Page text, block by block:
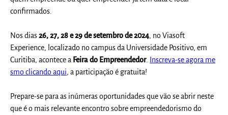
confirmados.
Nos dias26, 27, 28 e 29 de setembro de 2024, no Viasoft
Experience, localizado no campus da Universidade Positivo, em
Curitiba, acontece a Feira do Empreendedor.
Inscreva-se agora me
smo clicando aqui, a participação é gratuita!
Prepare-se para as inúmeras oportunidades que vão se abrir neste
que é o mais relevante encontro sobre empreendedorismo do